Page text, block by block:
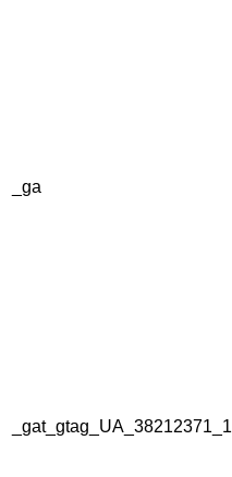
_ga
_gat_gtag_UA_38212371_1